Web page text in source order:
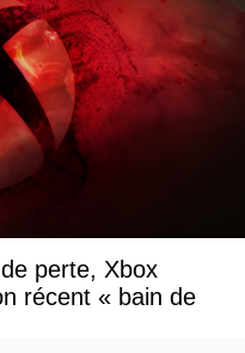
perte, Xbox
récent « bain de